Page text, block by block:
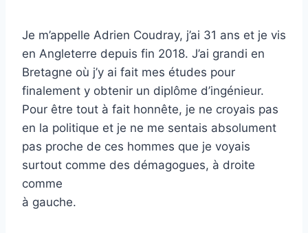
Je m’appelle Adrien Coudray, j’ai 31 ans et je vis
en Angleterre depuis fin 2018. J’ai grandi en
Bretagne où j’y ai fait mes études pour
finalement y obtenir un diplôme d’ingénieur.
Pour être tout à fait honnête, je ne croyais pas
en la politique et je ne me sentais absolument
pas proche de ces hommes que je voyais
surtout comme des démagogues, à droite
comme
à gauche.